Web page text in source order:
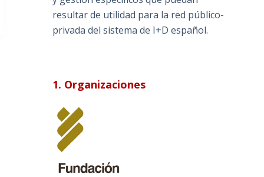
resultar de utilidad para la red público-
privada del sistema de I+D español.
1. Organizaciones